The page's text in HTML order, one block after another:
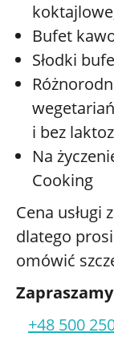
Bufet
Słodki
i bez
Na
Cooking
Cena usługi
dlatego
omówić
+48 500